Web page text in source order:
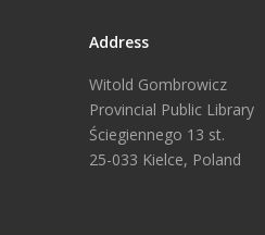
Address
Witold Gombrowicz
Provincial Public Library
Ściegiennego 13 st.
25-033 Kielce, Poland